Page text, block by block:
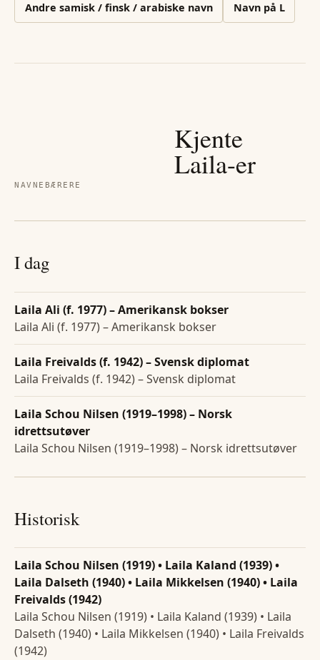
Andre samisk / finsk / arabiske navn Navn på L
NAVNEBÆRERE
Kjente
Laila-er
I dag
Laila Ali (f. 1977) – Amerikansk bokser
Laila Ali (f. 1977) – Amerikansk bokser
Laila Freivalds (f. 1942) – Svensk diplomat
Laila Freivalds (f. 1942) – Svensk diplomat
Laila Schou Nilsen (1919–1998) – Norsk
idrettsutøver
Laila Schou Nilsen (1919–1998) – Norsk idrettsutøver
Historisk
Laila Schou Nilsen (1919) • Laila Kaland (1939) •
Laila Dalseth (1940) • Laila Mikkelsen (1940) • Laila
Freivalds (1942)
Laila Schou Nilsen (1919) • Laila Kaland (1939) • Laila
Dalseth (1940) • Laila Mikkelsen (1940) • Laila Freivalds
(1942)